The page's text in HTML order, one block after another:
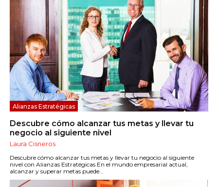
Alianzas Estratégicas
Descubre cómo alcanzar tus metas y llevar tu
negocio al siguiente nivel
Laura Cisneros
Descubre cómo alcanzar tus metas y llevar tu negocio al siguiente
nivel con Alianzas Estratégicas En el mundo empresarial actual,
alcanzar y superar metas puede...